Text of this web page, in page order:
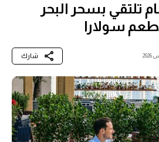
تلتقي بسحر البحر
سولارا
شارك